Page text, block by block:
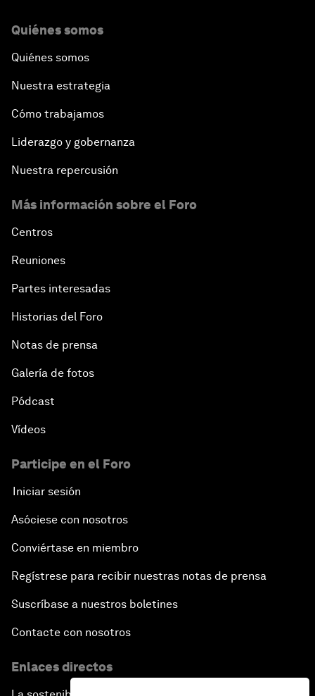
Quiénes somos
Quiénes somos
Nuestra estrategia
Cómo trabajamos
Liderazgo y gobernanza
Nuestra repercusión
Más información sobre el Foro
Centros
Reuniones
Partes interesadas
Historias del Foro
Notas de prensa
Galería de fotos
Pódcast
Vídeos
Participe en el Foro
Iniciar sesión
Asóciese con nosotros
Conviértase en miembro
Regístrese para recibir nuestras notas de prensa
Suscríbase a nuestros boletines
Contacte con nosotros
Enlaces directos